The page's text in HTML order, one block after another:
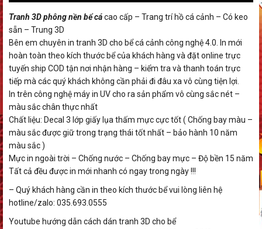
Tranh 3D phông nền bể cácao cấp – Trang trí hồ cá cảnh – Có keo
sẵn – Trung 3D
Bên em chuyên in tranh 3D cho bể cá cảnh công nghệ 4.0. In mới
hoàn toàn theo kích thước bể của khách hàng và đặt online trực
tuyến ship COD tận nơi nhận hàng – kiểm tra và thanh toán trực
tiếp mà các quý khách không cần phải đi đâu xa vô cùng tiện lợi.
In trên công nghệ máy in UV cho ra sản phẩm vô cùng sắc nét –
màu sắc chân thực nhất
Chất liệu: Decal 3 lớp giấy lụa thấm mực cực tốt ( Chống bay màu –
màu sắc được giữ trong trạng thái tốt nhất – bảo hành 10 năm
màu sắc )
Mực in ngoài trời – Chống nước – Chống bay mực – Độ bền 15 năm
Tất cả đều được in mới nhanh có ngay trong ngày !!!
– Quý khách hàng cần in theo kích thước bể vui lòng liên hệ
hotline/zalo: 035.693.0555
Youtube hướng dẫn cách dán tranh 3D cho bể